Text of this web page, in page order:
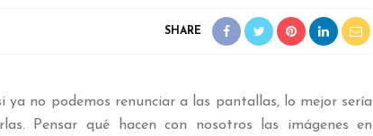
SHARE
ya no podemos renunciar a las pantallas, lo mejor sería
Pensar qué hacen con nosotros las imágenes en